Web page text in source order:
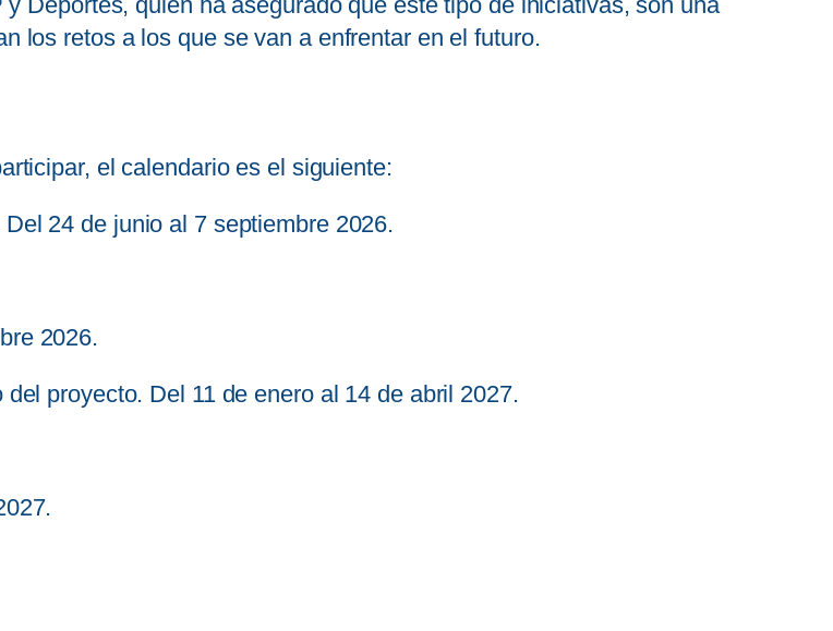
los retos a los que se van a enfrentar en el futuro.
el calendario es el siguiente:
24 de junio al 7 septiembre 2026.
2026.
proyecto. Del 11 de enero al 14 de abril 2027.